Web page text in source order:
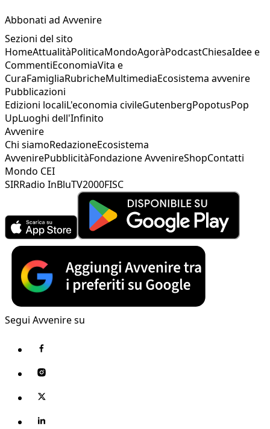
Abbonati ad Avvenire
Sezioni del sito
HomeAttualitàPoliticaMondoAgoràPodcastChiesaIdee e
CommentiEconomiaVita e
CuraFamigliaRubricheMultimediaEcosistema avvenire
Pubblicazioni
Edizioni localiL'economia civileGutenbergPopotusPop
UpLuoghi dell'Infinito
Avvenire
Chi siamoRedazioneEcosistema
AvvenirePubblicitàFondazione AvvenireShopContatti
Mondo CEI
SIRRadio InBluTV2000FISC
Segui Avvenire su